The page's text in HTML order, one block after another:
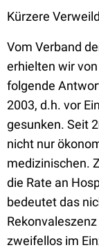
Kürzere
Vom Verband
erhielten wir
folgende
2003, d.h. vor
gesunken. Seit
nicht nur
medizinischen.
die Rate an
bedeutet das
zweifellos im